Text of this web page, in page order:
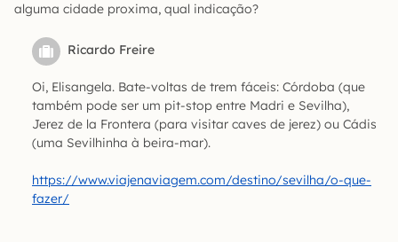
alguma cidade proxima, qual indicação?
Ricardo Freire
Oi, Elisangela. Bate-voltas de trem fáceis: Córdoba (que
também pode ser um pit-stop entre Madri e Sevilha),
Jerez de la Frontera (para visitar caves de jerez) ou Cádis
(uma Sevilhinha à beira-mar).
https://www.viajenaviagem.com/destino/sevilha/o-que-
fazer/